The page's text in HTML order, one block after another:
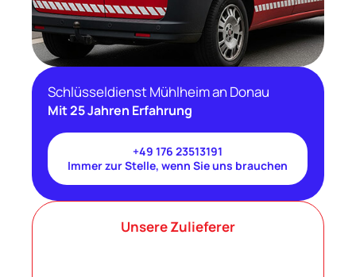
Schlüsseldienst Mühlheim an Donau
Mit 25 Jahren Erfahrung
+49 176 23513191
Immer zur Stelle, wenn Sie uns brauchen
Unsere Zulieferer